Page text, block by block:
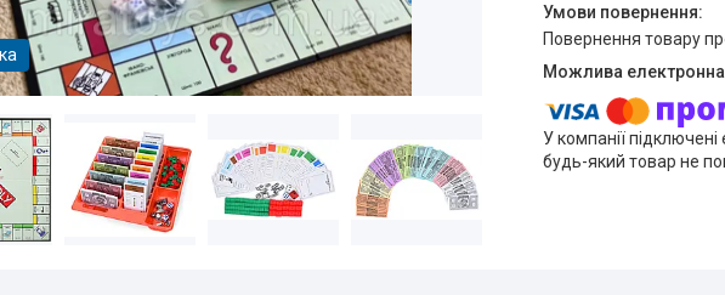
повернення товару
У компанії
будь-який товар не